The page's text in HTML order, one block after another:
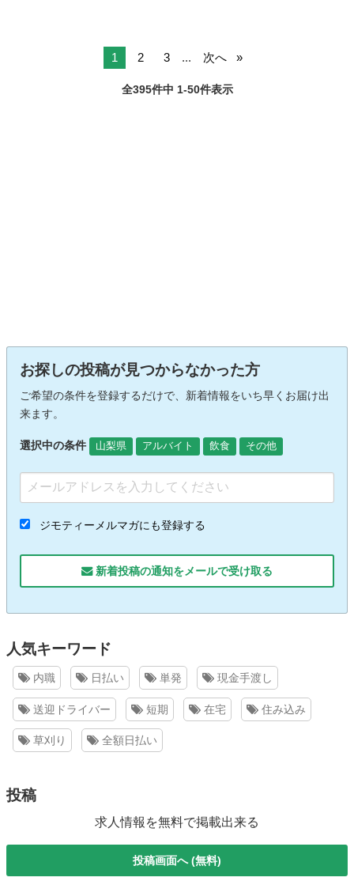
1 2 3 ... 次へ
全395件中 1-50件表示
お探しの投稿が見つからなかった方
ご希望の条件を登録するだけで、新着情報をいち早くお届け出
来ます。
選択中の条件 山梨県 アルバイト 飲食 その他
ジモティーメルマガにも登録する
新着投稿の通知をメールで受け取る
人気キーワード
内職 日払い 単発 現金手渡し
送迎ドライバー 短期 在宅 住み込み
草刈り 全額日払い
投稿
求人情報を無料で掲載出来る
投稿画面へ (無料)